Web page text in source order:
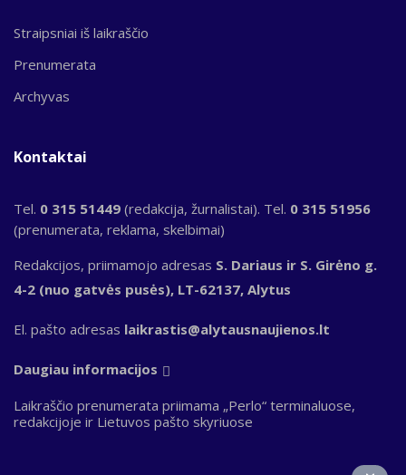
Straipsniai iš laikraščio
Prenumerata
Archyvas
Kontaktai
Tel. 0 315 51449 (redakcija, žurnalistai). Tel. 0 315 51956
(prenumerata, reklama, skelbimai)
Redakcijos, priimamojo adresas S. Dariaus ir S. Girėno g.
4-2 (nuo gatvės pusės), LT-62137, Alytus
El. pašto adresas laikrastis@alytausnaujienos.lt
Daugiau informacijos
Laikraščio prenumerata priimama „Perlo“ terminaluose,
redakcijoje ir Lietuvos pašto skyriuose